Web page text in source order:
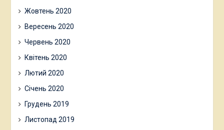
Жовтень 2020
Вересень 2020
Червень 2020
Квітень 2020
Лютий 2020
Січень 2020
Грудень 2019
Листопад 2019